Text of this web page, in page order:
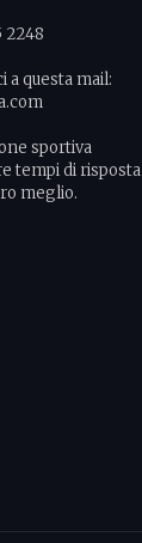
2248
a questa mail:
sportiva
tempi di risposta
meglio.